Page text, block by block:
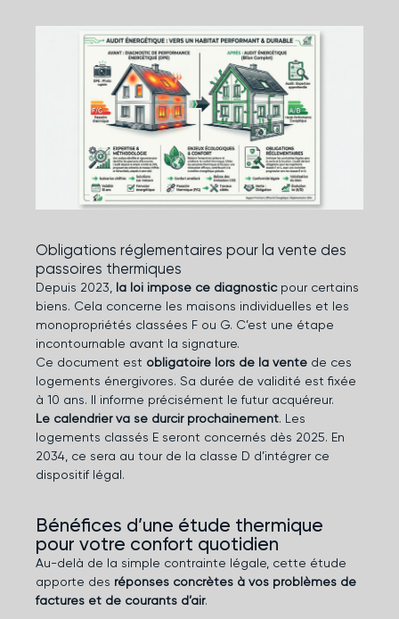
Obligations réglementaires pour la vente des
passoires thermiques
Depuis 2023, la loi impose ce diagnosticpour certains
biens. Cela concerne les maisons individuelles et les
monopropriétés classées F ou G. C’est une étape
incontournable avant la signature.
Ce document est obligatoire lors de la vente de ces
logements énergivores. Sa durée de validité est fixée
à 10 ans. Il informe précisément le futur acquéreur.
Le calendrier va se durcir prochainement. Les
logements classés E seront concernés dès 2025. En
2034, ce sera au tour de la classe D d’intégrer ce
dispositif légal.
Bénéfices d’une étude thermique
pour votre confort quotidien
Au-delà de la simple contrainte légale, cette étude
apporte des réponses concrètes à vos problèmes de
factures et de courants d’air.